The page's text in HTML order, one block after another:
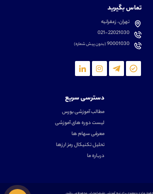
تماس بگیرید
تهران، زعفرانیه
021-22021030
90001030(بدون پیش شماره)
دسترسی سریع
مطالب آموزشی بورس
لیست دوره های آموزشی
معرفی سهام ها
تحلیل تکنیکال رمز ارزها
درباره ما